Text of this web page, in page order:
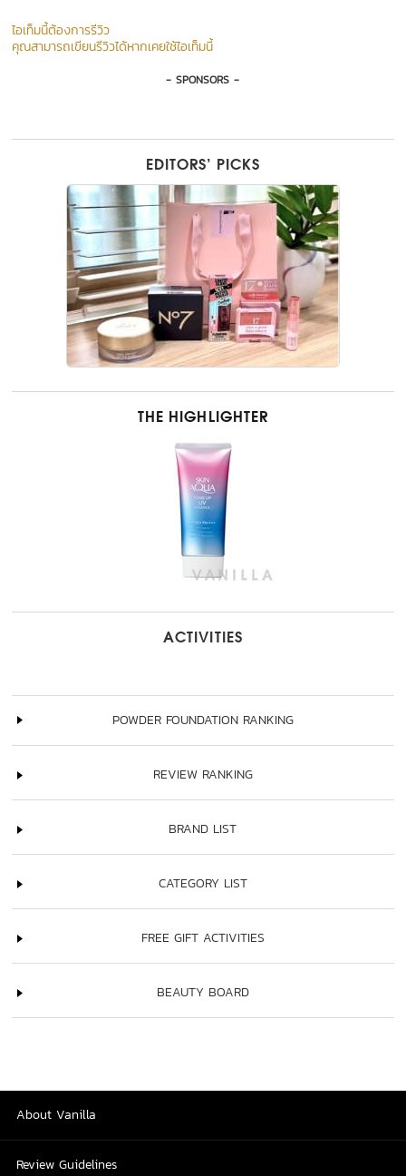
ไอเท็มนี้ต้องการรีวิว
คุณสามารถเขียนรีวิวได้หากเคยใช้ไอเท็มนี้
- SPONSORS -
EDITORS’ PICKS
THE HIGHLIGHTER
ACTIVITIES
POWDER FOUNDATION RANKING
REVIEW RANKING
BRAND LIST
CATEGORY LIST
FREE GIFT ACTIVITIES
BEAUTY BOARD
About Vanilla
Review Guidelines